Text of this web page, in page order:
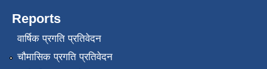
Reports
वार्षिक प्रगति प्रतिवेदन
चौमासिक प्रगति प्रतिवेदन